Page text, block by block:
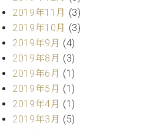
W.
ホ
フ
マ
ン
プ
ロ
フ
内
(PDF)
い
合
わ
せ
2019年11月 (3)
2019年10月 (3)
2019年9月 (4)
2019年8月 (3)
2019年6月 (1)
2019年5月 (1)
2019年4月 (1)
2019年3月 (5)